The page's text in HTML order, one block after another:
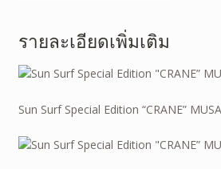
รายละเอียดเพิ่มเติม
Sun Surf Special Edition “CRANE”